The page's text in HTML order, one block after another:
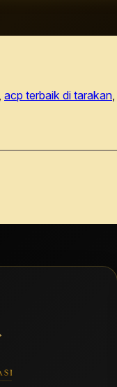
, acp terbaik di tarakan,